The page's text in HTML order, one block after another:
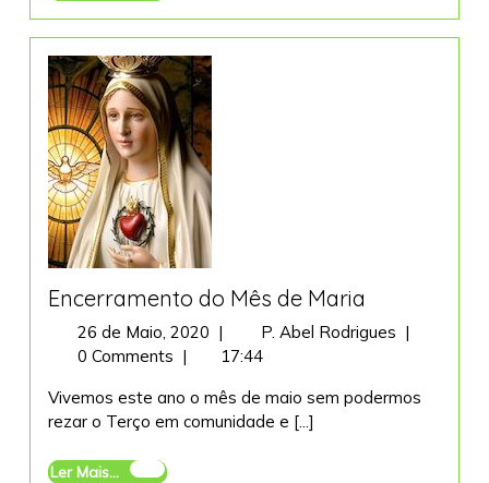
Encerramento do Mês de Maria
26 de Maio, 2020 26
de
2020
| P. Abel Rodrigues
de
|
0 Comments |
17:44
Vivemos este ano o mês de maio sem podermos
rezar o Terço em comunidade e [...]
Ler Mais... Ler